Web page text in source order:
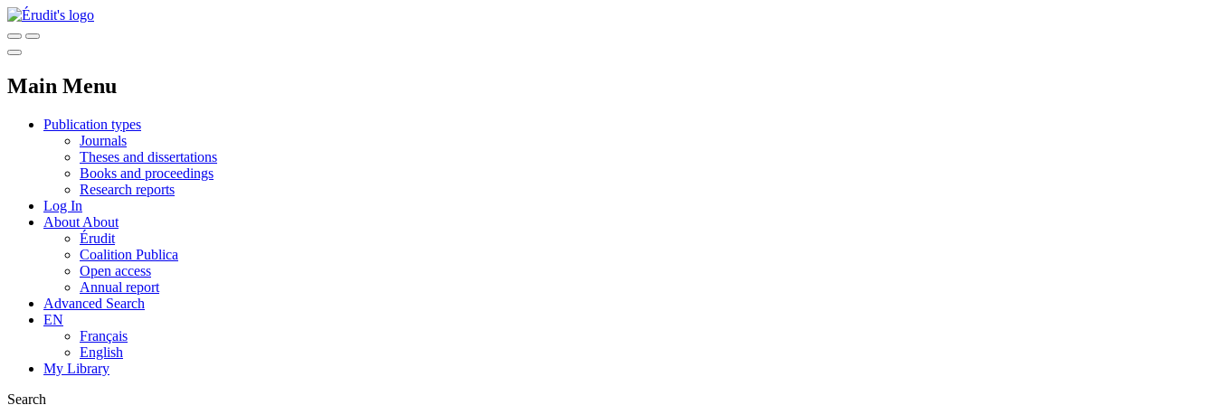
Main Menu
Publication types
Journals
Theses and dissertations
Books and proceedings
Research reports
Log In
About About
Érudit
Coalition Publica
Open access
Annual report
Advanced Search
EN
Français
English
My Library
Search